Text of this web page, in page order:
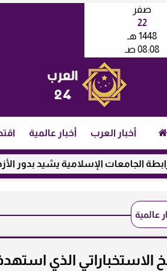
صفر
22
1448 هـ
08:08 صـ
أخبار العرب أخبار عالمية
الإسلامية يشيد بدور الأزهر في
عالمية
الاستخباراتي الذي